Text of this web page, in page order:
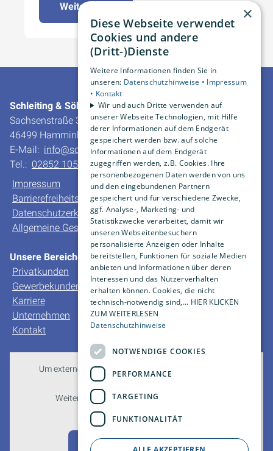
Weiterlesen
Schleiting & Söhne GmbH & Co. KG
Sachsenstraße 30
46499 Hamminkeln-Dingden
E-Mail: info@schleiting.de
Tel.: 02852 10550
Impressum
Barrierefreiheitserklärung
Datenschutzerklärung
Allgemeine Geschäfts- und Verkaufsbedingungen
Unsere Bereiche
Privatkunden
Gewerbekunden
Karriere
Unternehmen
Kontakt
Um externe HTML-Inhalte anzuzeigen, benötigen wir
Weitere Informationen finden Sie in unserer
Datenschutzerklärung.
Cookie-Einstellungen öffnen
×
Diese Webseite verwendet
Cookies und andere
(Dritt-)Dienste
Weitere Informationen finden Sie in
unseren: Datenschutzhinweise • Impressum
• Kontakt
Wir und auch Dritte verwenden auf
unserer Webseite Technologien, mit Hilfe
derer Informationen auf dem Endgerät
gespeichert werden bzw. auf solche
Informationen auf dem Endgerät
zugegriffen werden, z.B. Cookies. Ihre
personenbezogenen Daten werden von uns
und den eingebundenen Partnern
gespeichert und für verschiedene Zwecke,
ggf. Analyse-, Marketing- und
Statistikzwecke verarbeitet, damit wir
unseren Webseitenbesuchern
personalisierte Anzeigen oder Inhalte
bereitstellen, Funktionen für soziale Medien
anbieten und Informationen über deren
Interessen und das Nutzerverhalten
erhalten können. Cookies, die nicht
technisch-notwendig sind,... HIER KLICKEN
ZUM WEITERLESEN
Datenschutzhinweise
NOTWENDIGE COOKIES
PERFORMANCE
TARGETING
FUNKTIONALITÄT